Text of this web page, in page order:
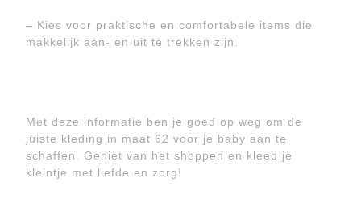
– Kies voor praktische en comfortabele items die
makkelijk aan- en uit te trekken zijn.
Met deze informatie ben je goed op weg om de
juiste kleding in maat 62 voor je baby aan te
schaffen. Geniet van het shoppen en kleed je
kleintje met liefde en zorg!